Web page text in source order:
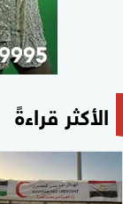
الأكثر قراءةً